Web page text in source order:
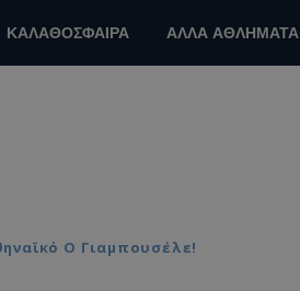
ΚΑΛΑΘΟΣΦΑΙΡΑ ΑΛΛΑ ΑΘΛΗΜΑΤΑ
Ο Γιαμπουσέλε!